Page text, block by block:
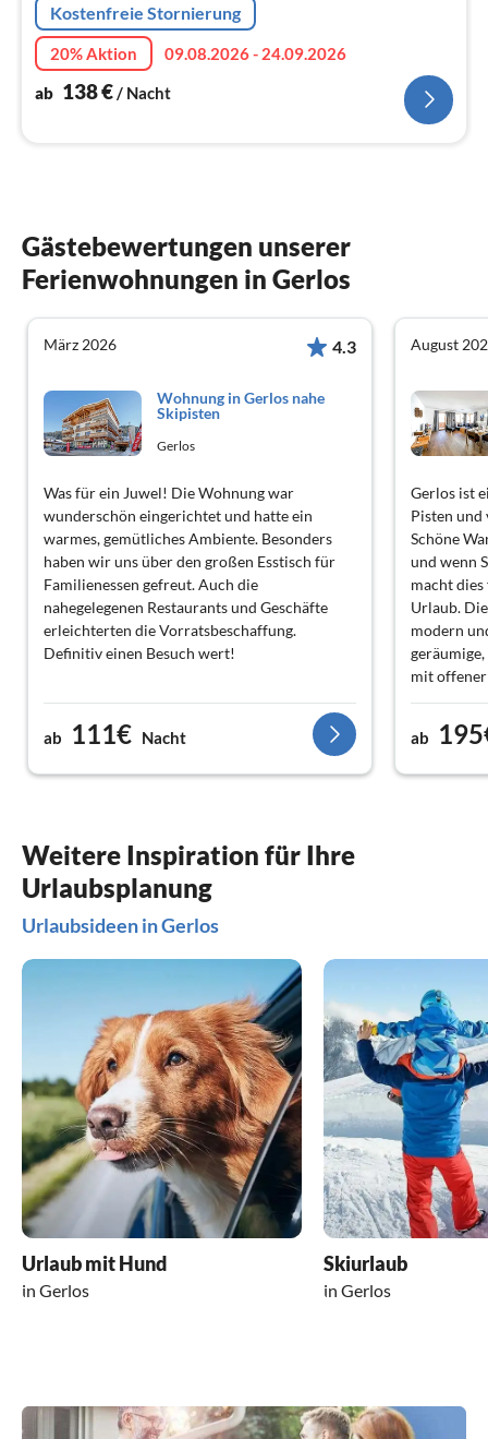
Kostenfreie Stornierung
20% Aktion
09.08.2026 - 24.09.2026
ab 138€ / Nacht
Gästebewertungen unserer
Ferienwohnungen in Gerlos
März 2026 4.3
Wohnung in Gerlos nahe
Skipisten
Gerlos
Was für ein Juwel! Die Wohnung war
wunderschön eingerichtet und hatte ein
warmes, gemütliches Ambiente. Besonders
haben wir uns über den großen Esstisch für
Familienessen gefreut. Auch die
nahegelegenen Restaurants und Geschäfte
erleichterten die Vorratsbeschaffung.
Definitiv einen Besuch wert!
ab 111€ Nacht
August
Gerlos ist
Pisten und
Schöne
und wenn
macht
Urlaub.
modern
mit offener
Betten, ein
einem
.und
erreichen
Ski. Wir
ab
Weitere Inspiration für Ihre
Urlaubsplanung
Urlaubsideen in Gerlos
Urlaub mit Hund
in Gerlos
Skiurlaub
in Gerlos